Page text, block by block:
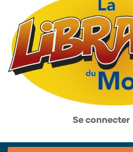
Se connecter